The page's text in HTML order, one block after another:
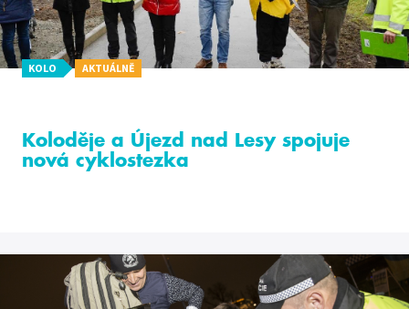
KOLO AKTUÁLNĚ
Koloděje a Újezd nad Lesy spojuje
nová cyklostezka